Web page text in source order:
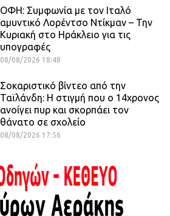
ΟΦΗ: Συμφωνία με τον Ιταλό
αμυντικό Λορέντσο Ντίκμαν – Την
Κυριακή στο Ηράκλειο για τις
υπογραφές
08/08/2026 18:48
Σοκαριστικό βίντεο από την
Ταϊλάνδη: Η στιγμή που ο 14χρονος
ανοίγει πυρ και σκορπάει τον
θάνατο σε σχολείο
08/08/2026 17:56